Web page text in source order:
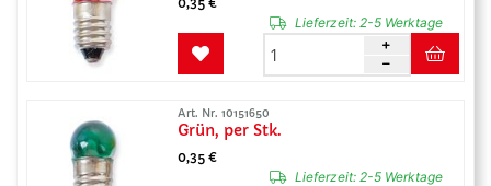
Lieferzeit:2-5 Werktage
Art. Nr. 10151650
Grün, per Stk.
0,35 €
Lieferzeit:2-5 Werktage